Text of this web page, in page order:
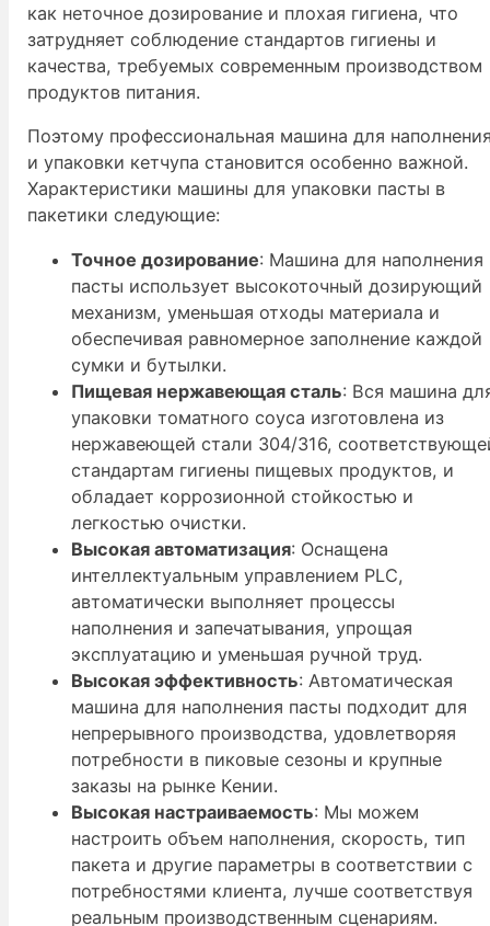
как неточное дозирование и плохая гигиена, что
затрудняет соблюдение стандартов гигиены и
качества, требуемых современным производством
продуктов питания.
Поэтому профессиональная машина для
и упаковки кетчупа становится особенно важной.
Характеристики машины для упаковки пасты в
пакетики следующие:
Точное дозирование: Машина для наполнения
пасты использует высокоточный дозирующий
механизм, уменьшая отходы материала и
обеспечивая равномерное заполнение каждой
сумки и бутылки.
Пищевая нержавеющая сталь: Вся машина
упаковки томатного соуса изготовлена из
нержавеющей стали 304/316,
стандартам гигиены пищевых продуктов, и
обладает коррозионной стойкостью и
легкостью очистки.
Высокая автоматизация: Оснащена
интеллектуальным управлением PLC,
автоматически выполняет процессы
наполнения и запечатывания, упрощая
эксплуатацию и уменьшая ручной труд.
Высокая эффективность: Автоматическая
машина для наполнения пасты подходит для
непрерывного производства, удовлетворяя
потребности в пиковые сезоны и крупные
заказы на рынке Кении.
Высокая настраиваемость: Мы можем
настроить объем наполнения, скорость, тип
пакета и другие параметры в соответствии с
потребностями клиента, лучше соответствуя
реальным производственным сценариям.